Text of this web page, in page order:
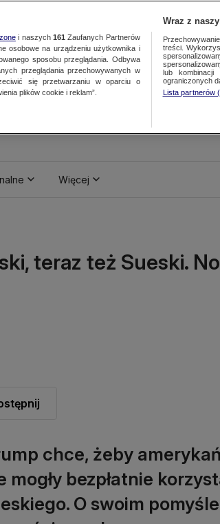
Więcej
teraz też Sueski.
chce, żeby
bezpłatnie
O swoim
i naszych 161 Zaufanych Partnerów
osobowe na urządzeniu użytkownika i
sposobu przeglądania. Odbywa
przeglądania przechowywanych w
się przetwarzaniu w oparciu o
plików cookie i reklam”.
Wraz z
treści.
lub
ograniczonych
Lista partnerów